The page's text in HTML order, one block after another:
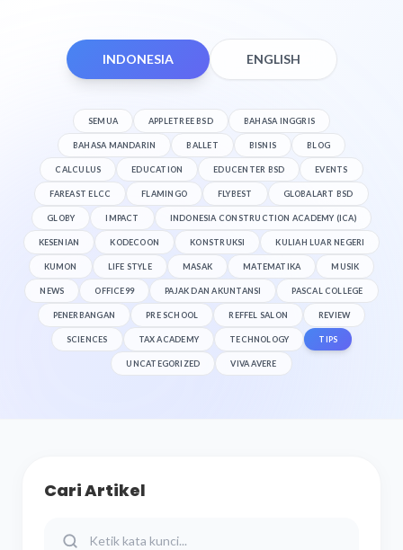
INDONESIA ENGLISH
SEMUA APPLETREE BSD BAHASA INGGRIS
BAHASA MANDARIN BALLET BISNIS BLOG
CALCULUS EDUCATION EDUCENTER BSD EVENTS
FAREAST ELCC FLAMINGO FLYBEST GLOBALART BSD
GLOBY IMPACT INDONESIA CONSTRUCTION ACADEMY (ICA)
KESENIAN KODECOON KONSTRUKSI KULIAH LUAR NEGERI
KUMON LIFE STYLE MASAK MATEMATIKA MUSIK
NEWS OFFICE99 PAJAK DAN AKUNTANSI PASCAL COLLEGE
PENERBANGAN PRE SCHOOL REFFEL SALON REVIEW
SCIENCES TAX ACADEMY TECHNOLOGY TIPS
UNCATEGORIZED VIVA AVERE
Cari Artikel